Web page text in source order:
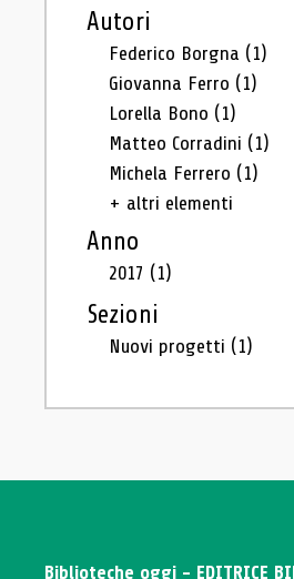
Autori
Federico Borgna (1)
Giovanna Ferro (1)
Lorella Bono (1)
Matteo Corradini (1)
Michela Ferrero (1)
+ altri elementi
Anno
2017 (1)
Sezioni
Nuovi progetti (1)
Biblioteche oggi - EDITRICE